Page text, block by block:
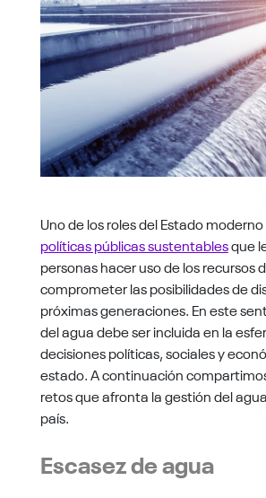
Uno de los roles del Estado
políticas públicas sustentablesque
personas hacer uso de los recursos
comprometer las posibilidades de
próximas generaciones. En este
del agua debe ser incluida en la
decisiones políticas, sociales y
estado. A continuación
retos que afronta la gestión del
país.
Escasez de agua